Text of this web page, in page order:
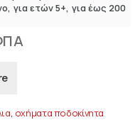
για ετών 5+ για έως 200
, οχήματα ποδοκίνητα